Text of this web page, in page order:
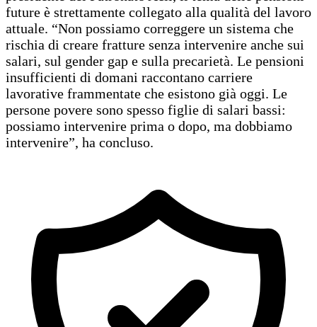
future è strettamente collegato alla qualità del lavoro
attuale. “Non possiamo correggere un sistema che
rischia di creare fratture senza intervenire anche sui
salari, sul gender gap e sulla precarietà. Le pensioni
insufficienti di domani raccontano carriere
lavorative frammentate che esistono già oggi. Le
persone povere sono spesso figlie di salari bassi:
possiamo intervenire prima o dopo, ma dobbiamo
intervenire”, ha concluso.